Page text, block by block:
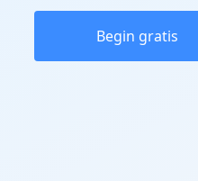
Begin gratis